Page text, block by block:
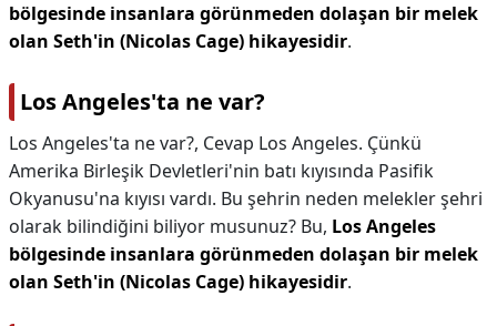
bölgesinde insanlara görünmeden dolaşan bir melek
olan Seth'in (Nicolas Cage) hikayesidir.
Los Angeles'ta ne var?
Los Angeles'ta ne var?, Cevap Los Angeles. Çünkü
Amerika Birleşik Devletleri'nin batı kıyısında Pasifik
Okyanusu'na kıyısı vardı. Bu şehrin neden melekler şehri
olarak bilindiğini biliyor musunuz? Bu, Los Angeles
bölgesinde insanlara görünmeden dolaşan bir melek
olan Seth'in (Nicolas Cage) hikayesidir.